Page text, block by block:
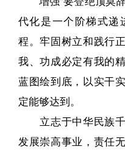
代化是一个阶梯式递
程。牢固树立和践行
我、功成必定有我的
蓝图绘到底，以实干
定能够达到。
立志于中华民族千
发展崇高事业，责任